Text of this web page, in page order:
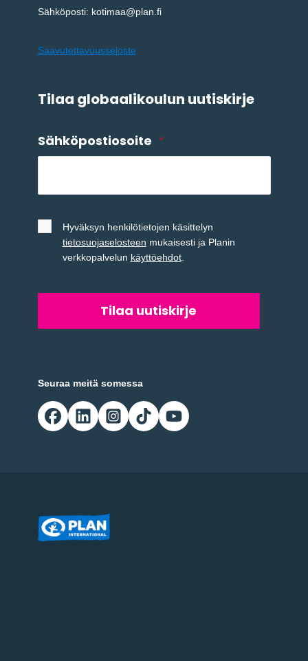
Sähköposti: kotimaa@plan.fi
Saavutettavuusseloste
Tilaa globaalikoulun uutiskirje
Sähköpostiosoite *
Untitled
Hyväksyn henkilötietojen käsittelyn
tietosuojaselosteen mukaisesti ja Planin
verkkopalvelun käyttöehdot.
Seuraa meitä somessa